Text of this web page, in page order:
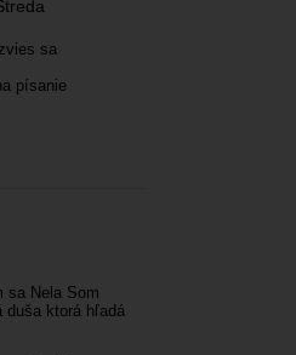
sa
písanie
sa Nela Som
duša ktorá hľadá